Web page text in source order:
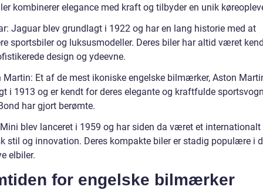
kombinerer elegance med kraft og tilbyder en unik
Jaguar blev grundlagt i 1922 og har en lang historie med at
sportsbiler og luksusmodeller. Deres biler har altid været
design og ydeevne.
Martin: Et af de mest ikoniske engelske bilmærker, Aston
i 1913 og er kendt for deres elegante og kraftfulde
har gjort berømte.
blev lanceret i 1959 og har siden da været et
stil og innovation. Deres kompakte biler er stadig populære i
elbiler.
for engelske bilmærker